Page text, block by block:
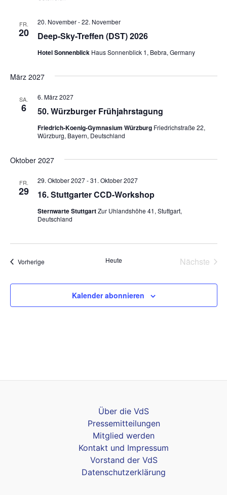
FR.
20 Deep-Sky-Treffen (DST) 2026
20. November-22. November
Hotel Sonnenblick Haus Sonnenblick 1, Bebra, Germany
März 2027
SA.
6 50. Würzburger Frühjahrstagung
6. März 2027
Friedrich-Koenig-Gymnasium Würzburg Friedrichstraße 22,
Würzburg, Bayern, Deutschland
Oktober 2027
FR.
29 16. Stuttgarter CCD-Workshop
29. Oktober 2027-31. Oktober 2027
Sternwarte StuttgartZur Uhlandshöhe 41, Stuttgart,
Deutschland
VorherigeVeranstaltungen Heute
Nächste
Kalender abonnieren
Über die VdS
Pressemitteilungen
Mitglied werden
Kontakt und Impressum
Vorstand der VdS
Datenschutzerklärung